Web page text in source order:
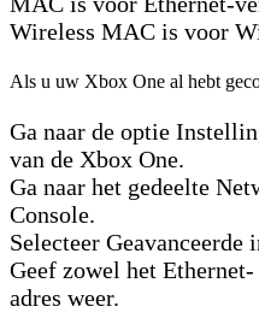
Wireless MAC is voor
Als u uw Xbox One al hebt
Ga naar de optie
van de Xbox One.
Ga naar het gedeelte
Console.
Selecteer Geavanceerde
Geef zowel het
adres weer.